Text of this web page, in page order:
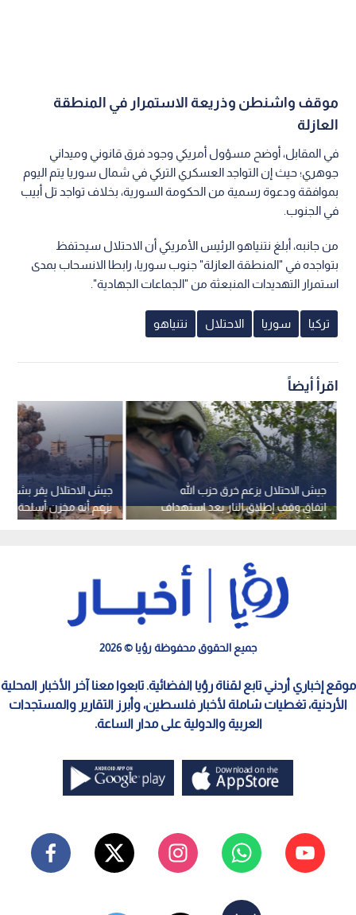
موقف واشنطن وذريعة الاستمرار في المنطقة
العازلة
في المقابل، أوضح مسؤول أمريكي وجود فرق قانوني وميداني
جوهري؛ حيث إن التواجد العسكري التركي في شمال سوريا يتم اليوم
بموافقة ودعوة رسمية من الحكومة السورية، بخلاف تواجد تل أبيب
في الجنوب.
من جانبه، أبلغ نتنياهو الرئيس الأمريكي أن الاحتلال سيحتفظ
بتواجده في "المنطقة العازلة" جنوب سوريا، رابطا الانسحاب بمدى
استمرار التهديدات المنبعثة من "الجماعات الجهادية".
تركيا سوريا الاحتلال نتنياهو
اقرأ أيضاً
جيش الاحتلال يقر بشن
يزعم أنه مخزن أسلحة
بغزة -فيديو
جيش الاحتلال يزعم خرق حزب الله
اتفاق وقف إطلاق النار بعد استهداف
أحد آلياته
جميع الحقوق محفوظة رؤيا © 2026
موقع إخباري أردني تابع لقناة رؤيا الفضائية. تابعوا معنا آخر الأخبار المحلية
الأردنية، تغطيات شاملة لأخبار فلسطين، وأبرز التقارير والمستجدات
العربية والدولية على مدار الساعة.